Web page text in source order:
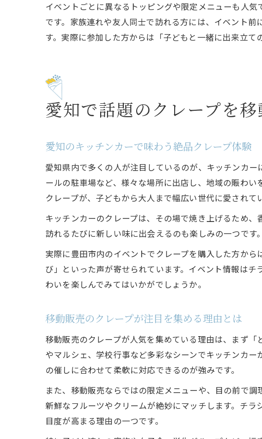
イベントごとに異なるトッピングや限定メニューも人
です。家族連れや友人同士で訪れる方には、イベント
す。実際に参加した方からは「子どもと一緒に出来立て
愛知で話題のクレープを
愛知のキッチンカーで味わう絶品クレープ体験
愛知県内で多くの人が注目しているのが、キッチンカ
ールの駐車場など、様々な場所に出店し、地域の賑わ
クレープが、子どもから大人まで幅広い世代に愛されて
キッチンカーのクレープは、その場で焼き上げるため
訪れるたびに新しい味に出会えるのも楽しみの一つで
実際に豊田市内のイベントでクレープを購入した方か
び」といった声が寄せられています。イベント情報は
わいを楽しんでみてはいかがでしょうか。
移動販売のクレープが注目を集める理由とは
移動販売のクレープが人気を集めている理由は、まず
やマルシェ、学校行事など多彩なシーンでキッチンカ
の催しに合わせて柔軟に対応できるのが強みです。
また、移動販売ならではの限定メニューや、目の前で
新鮮なフルーツやクリームが絶妙にマッチします。チ
目度が高まる理由の一つです。